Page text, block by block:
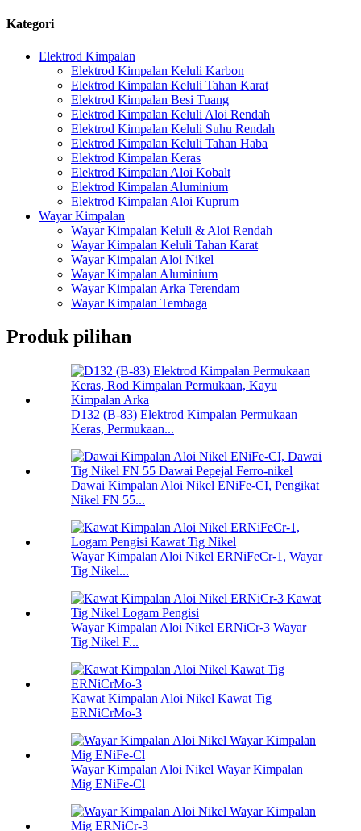
Kategori
Elektrod Kimpalan
Elektrod Kimpalan Keluli Karbon
Elektrod Kimpalan Keluli Tahan Karat
Elektrod Kimpalan Besi Tuang
Elektrod Kimpalan Keluli Aloi Rendah
Elektrod Kimpalan Keluli Suhu Rendah
Elektrod Kimpalan Keluli Tahan Haba
Elektrod Kimpalan Keras
Elektrod Kimpalan Aloi Kobalt
Elektrod Kimpalan Aluminium
Elektrod Kimpalan Aloi Kuprum
Wayar Kimpalan
Wayar Kimpalan Keluli & Aloi Rendah
Wayar Kimpalan Keluli Tahan Karat
Wayar Kimpalan Aloi Nikel
Wayar Kimpalan Aluminium
Wayar Kimpalan Arka Terendam
Wayar Kimpalan Tembaga
Produk pilihan
D132 (B-83) Elektrod Kimpalan Permukaan
Keras, Permukaan...
Dawai Kimpalan Aloi Nikel ENiFe-CI, Pengikat
Nikel FN 55...
Wayar Kimpalan Aloi Nikel ERNiFeCr-1, Wayar
Tig Nikel...
Wayar Kimpalan Aloi Nikel ERNiCr-3 Wayar
Tig Nikel F...
Kawat Kimpalan Aloi Nikel Kawat Tig
ERNiCrMo-3
Wayar Kimpalan Aloi Nikel Wayar Kimpalan
Mig ENiFe-Cl